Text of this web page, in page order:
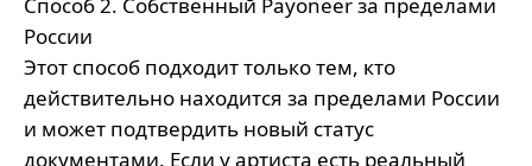
Способ 2. Собственный Payoneer за пределами
России
Этот способ подходит только тем, кто
действительно находится за пределами России
и может подтвердить новый статус
документами. Если у артиста есть реальный